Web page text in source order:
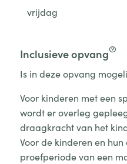
vrijdag
Inclusieve opvang
Is in deze opvang
Voor kinderen met een
wordt er overleg
draagkracht van het
Voor de kinderen en
proefperiode van een